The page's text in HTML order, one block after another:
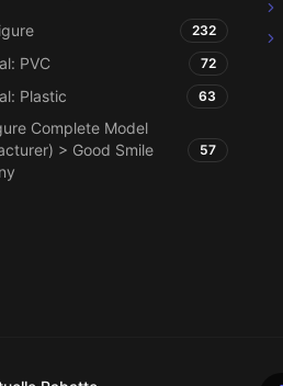
232
PVC 72
Plastic 63
Complete Model
> Good Smile
57